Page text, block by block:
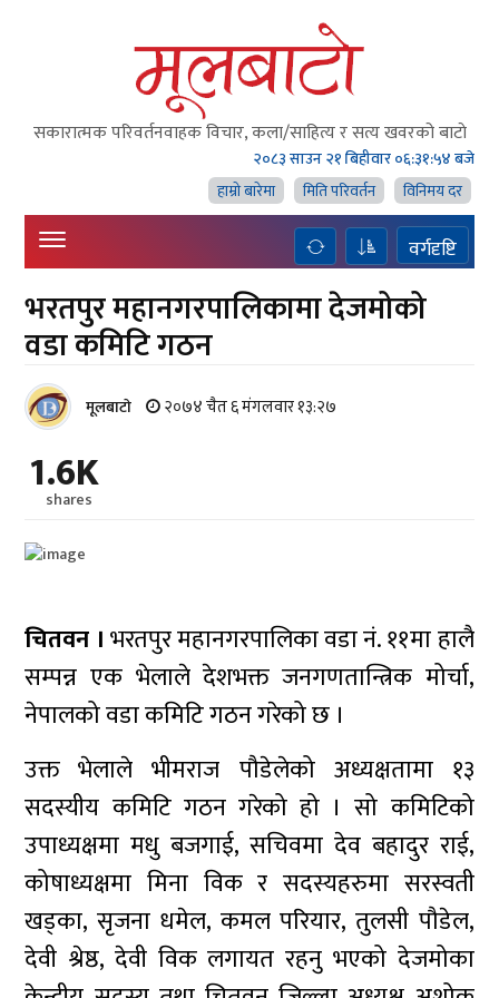
सकारात्मक परिवर्तनवाहक विचार, कला/साहित्य र सत्य खवरको बाटाे
२०८३ साउन २१ बिहीवार०६:३१:५५ बजे
हाम्राे बारेमा
मिति परिवर्तन विनिमय दर
वर्गदृष्टि
भरतपुर महानगरपालिकामा देजमोको
वडा कमिटि गठन
मूलबाटाे २०७४ चैत ६ मंगलवार १३:२७
1.6K
shares
चितवन ।भरतपुर महानगरपालिका वडा नं. ११मा हालै
सम्पन्न एक भेलाले देशभक्त जनगणतान्त्रिक मोर्चा,
नेपालको वडा कमिटि गठन गरेको छ ।
उक्त भेलाले भीमराज पौडेलेको अध्यक्षतामा १३
सदस्यीय कमिटि गठन गरेको हो । सो कमिटिको
उपाध्यक्षमा मधु बजगाई, सचिवमा देव बहादुर राई,
कोषाध्यक्षमा मिना विक र सदस्यहरुमा सरस्वती
खड्का, सृजना धमेल, कमल परियार, तुलसी पौडेल,
देवी श्रेष्ठ, देवी विक लगायत रहनु भएको देजमोका